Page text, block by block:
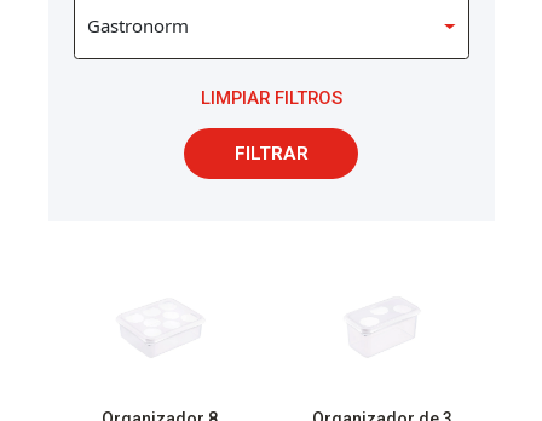
LIMPIAR FILTROS
FILTRAR